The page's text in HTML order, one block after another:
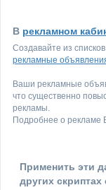
В рекламном
Создавайте из
рекламные
Ваши рекламные
что существенно
рекламы.
Подробнее о рекламе
Применить эти
других скриптах